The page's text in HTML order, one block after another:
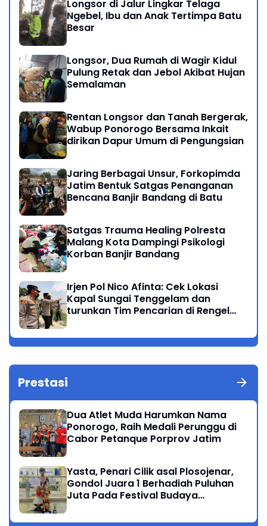
Longsor di Jalur Lingkar Telaga
Ngebel, Ibu dan Anak Tertimpa Batu
Besar
Longsor, Dua Rumah di Wagir Kidul
Pulung Retak dan Jebol Akibat Hujan
Semalaman
Rentan Longsor dan Tanah Bergerak,
Wabup Ponorogo Bersama Inkait
dirikan Dapur Umum di Pengungsian
Jaring Berbagai Unsur, Forkopimda
Jatim Bentuk Satgas Penanganan
Bencana Banjir Bandang di Batu
Satgas Trauma Healing Polresta
Malang Kota Dampingi Psikologi
Korban Banjir Bandang
Irjen Pol Nico Afinta: Cek Lokasi
Kapal Sungai Tenggelam dan
turunkan Tim Pencarian di Rengel
Prestasi
Dua Atlet Muda Harumkan Nama
Ponorogo, Raih Medali Perunggu di
Cabor Petanque Porprov Jatim
Yasta, Penari Cilik asal Plosojenar,
Gondol Juara 1 Berhadiah Puluhan
Juta Pada Festival Budaya